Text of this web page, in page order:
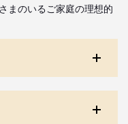
まのいるご家庭の理想的